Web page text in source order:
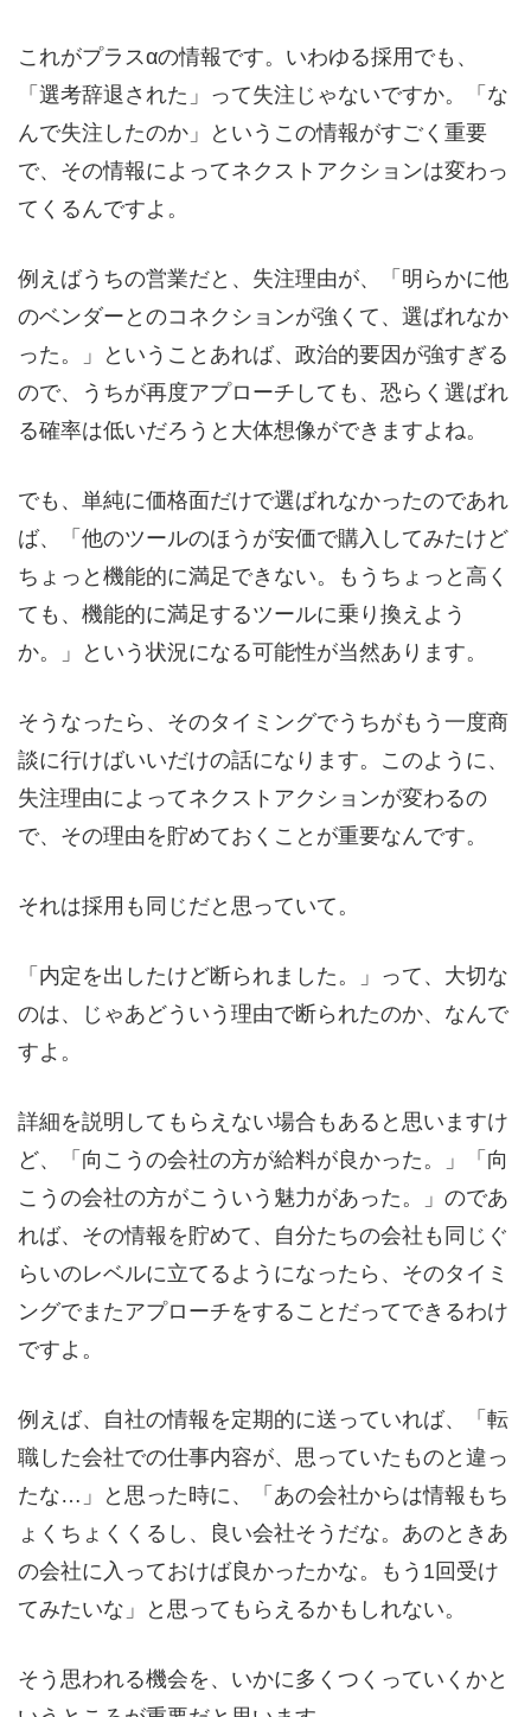
これがプラスαの情報です。いわゆる採用でも、
「選考辞退された」って失注じゃないですか。「な
んで失注したのか」というこの情報がすごく重要
で、その情報によってネクストアクションは変わっ
てくるんですよ。
例えばうちの営業だと、失注理由が、「明らかに他
のベンダーとのコネクションが強くて、選ばれなか
った。」ということあれば、政治的要因が強すぎる
ので、うちが再度アプローチしても、恐らく選ばれ
る確率は低いだろうと大体想像ができますよね。
でも、単純に価格面だけで選ばれなかったのであれ
ば、「他のツールのほうが安価で購入してみたけど
ちょっと機能的に満足できない。もうちょっと高く
ても、機能的に満足するツールに乗り換えよう
か。」という状況になる可能性が当然あります。
そうなったら、そのタイミングでうちがもう一度商
談に行けばいいだけの話になります。このように、
失注理由によってネクストアクションが変わるの
で、その理由を貯めておくことが重要なんです。
それは採用も同じだと思っていて。
「内定を出したけど断られました。」って、大切な
のは、じゃあどういう理由で断られたのか、なんで
すよ。
詳細を説明してもらえない場合もあると思いますけ
ど、「向こうの会社の方が給料が良かった。」「向
こうの会社の方がこういう魅力があった。」のであ
れば、その情報を貯めて、自分たちの会社も同じぐ
らいのレベルに立てるようになったら、そのタイミ
ングでまたアプローチをすることだってできるわけ
ですよ。
例えば、自社の情報を定期的に送っていれば、「転
職した会社での仕事内容が、思っていたものと違っ
たな…」と思った時に、「あの会社からは情報もち
ょくちょくくるし、良い会社そうだな。あのときあ
の会社に入っておけば良かったかな。もう 1 回受け
てみたいな」と思ってもらえるかもしれない。
そう思われる機会を、いかに多くつくっていくかと